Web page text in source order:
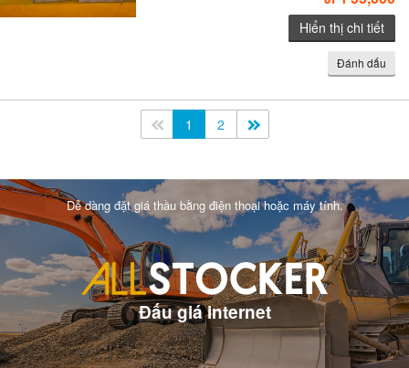
Hiển thị chi tiết
Đánh dấu
<<1 2
Dễ dàng đặt giá thầu bằng điện thoại hoặc máy tính.
Đấu giá internet